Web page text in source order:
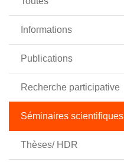
Informations
Publications
Recherche participative
Séminaires scientifiques
Thèses/ HDR